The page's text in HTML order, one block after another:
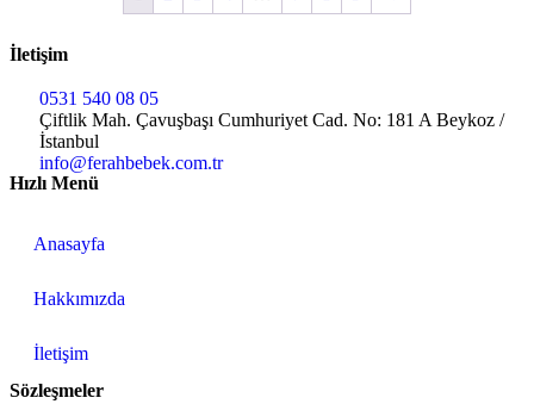
Sözleşmeler
Hızlı Menü
Anasayfa
Hakkımızda
İletişim
İletişim
0531 540 08 05
Çiftlik Mah. Çavuşbaşı Cumhuriyet Cad. No: 181 A Beykoz /
İstanbul
info@ferahbebek.com.tr